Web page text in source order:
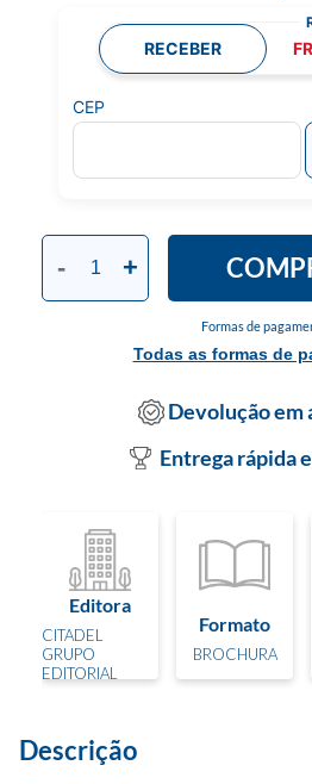
Formas de
Todas as formas de
- +
RECEBER
CEP
Devolução em
Entrega rápida
Editora
CITADEL
GRUPO
EDITORIAL
Formato
BROCHURA
Descrição